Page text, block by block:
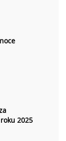
2025